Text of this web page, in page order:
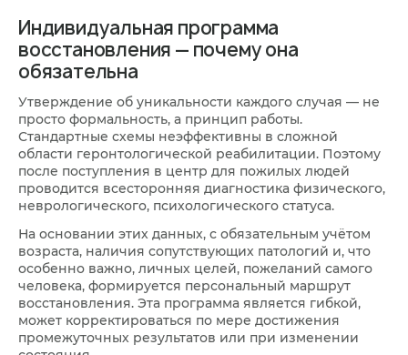
Индивидуальная программа
восстановления — почему она
обязательна
Утверждение об уникальности каждого случая — не
просто формальность, а принцип работы.
Стандартные схемы неэффективны в сложной
области геронтологической реабилитации. Поэтому
после поступления в центр для пожилых людей
проводится всесторонняя диагностика физического,
неврологического, психологического статуса.
На основании этих данных, с обязательным учётом
возраста, наличия сопутствующих патологий и, что
особенно важно, личных целей, пожеланий самого
человека, формируется персональный маршрут
восстановления. Эта программа является гибкой,
может корректироваться по мере достижения
промежуточных результатов или при изменении